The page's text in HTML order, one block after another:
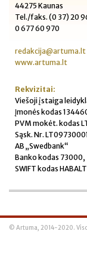
44275 Kaunas
Tel./faks. (0 37) 20
0 677 60 970
redakcija@artuma.lt
www.artuma.lt
Rekvizitai:
Viešoji įstaiga
Įmonės kodas
PVM mokėt. kodas
Sąsk. Nr.
AB „Swedbank“
Banko kodas 73000,
SWIFT kodas
© Artuma, 2014-2020.